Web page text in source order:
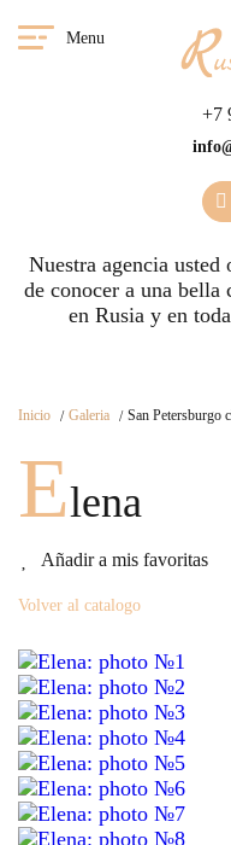
Menu
+7
Nuestra agencia
de conocer a una bella
en Rusia y en
Inicio Galeria San Petersburgo
Elena
Añadir a mis favoritas
Volver al catalogo